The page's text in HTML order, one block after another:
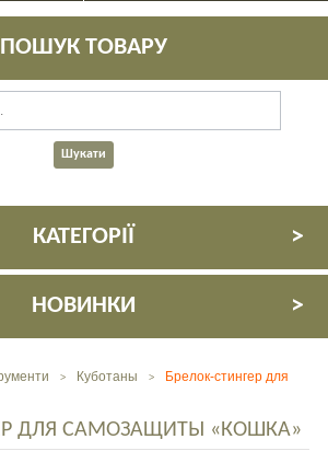
ПОШУК ТОВАРУ
КАТЕГОРІЇ
НОВИНКИ
> Куботаны >
Брелок-стингер для
ДЛЯ САМОЗАЩИТЫ «КОШКА»